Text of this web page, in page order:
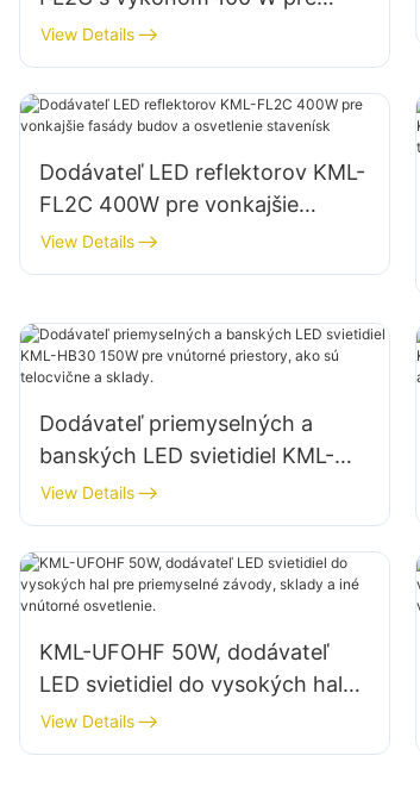
vonkajšie billboardy a osvetlenie
veľkých reklamných nápisov
View Details
Dodávateľ LED reflektorov KML-
FL2C 400W pre vonkajšie
fasády budov a osvetlenie
stavenísk
View Details
Dodávateľ priemyselných a
banských LED svietidiel KML-
HB30 150W pre vnútorné
priestory, ako sú telocvične a
sklady.
View Details
KML-UFOHF 50W, dodávateľ
LED svietidiel do vysokých hal
pre priemyselné závody, sklady
a iné vnútorné osvetlenie.
View Details